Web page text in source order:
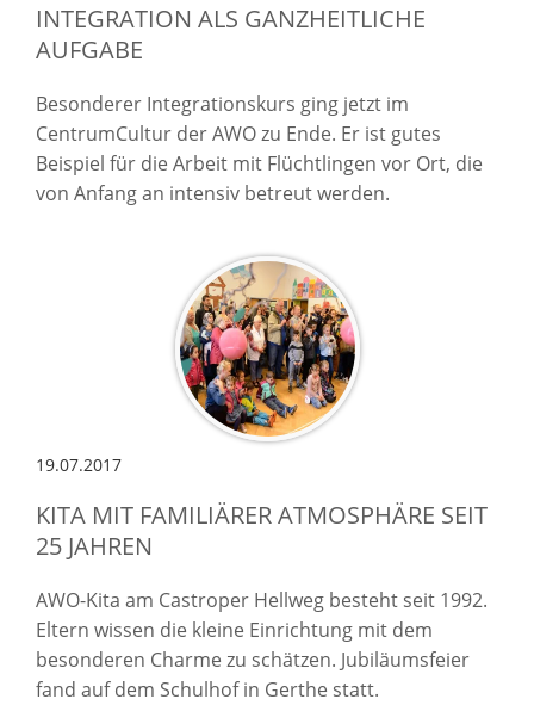
INTEGRATION ALS GANZHEITLICHE
AUFGABE
Besonderer Integrationskurs ging jetzt im
CentrumCultur der AWO zu Ende. Er ist gutes
Beispiel für die Arbeit mit Flüchtlingen vor Ort, die
von Anfang an intensiv betreut werden.
19.07.2017
KITA MIT FAMILIÄRER ATMOSPHÄRE SEIT
25 JAHREN
AWO-Kita am Castroper Hellweg besteht seit 1992.
Eltern wissen die kleine Einrichtung mit dem
besonderen Charme zu schätzen. Jubiläumsfeier
fand auf dem Schulhof in Gerthe statt.